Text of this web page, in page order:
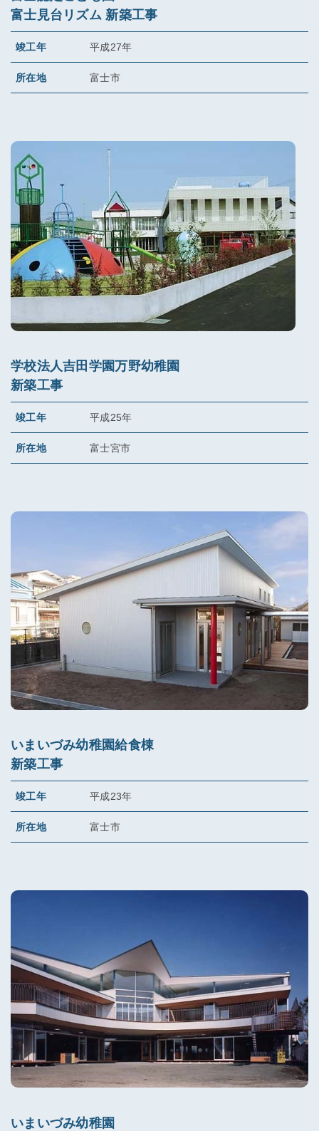
富士見台リズム 新築工事
竣工年 平成27年
所在地 富士市
学校法人吉田学園万野幼稚園
新築工事
竣工年 平成25年
所在地 富士宮市
いまいづみ幼稚園給食棟
新築工事
竣工年 平成23年
所在地 富士市
いまいづみ幼稚園